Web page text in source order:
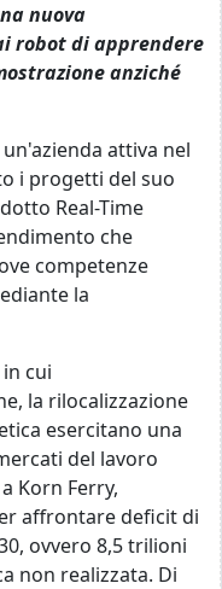
nuova
robot di apprendere
anziché
un'azienda attiva nel
i progetti del suo
Real-Time
che
competenze
la
cui
la rilocalizzazione
esercitano una
del lavoro
Korn Ferry,
affrontare deficit di
ovvero 8,5 trilioni
non realizzata. Di